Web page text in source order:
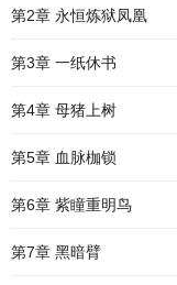
第2章 永恒炼狱凤凰
第3章 一纸休书
第4章 母猪上树
第5章 血脉枷锁
第6章 紫瞳重明鸟
第7章 黑暗臂